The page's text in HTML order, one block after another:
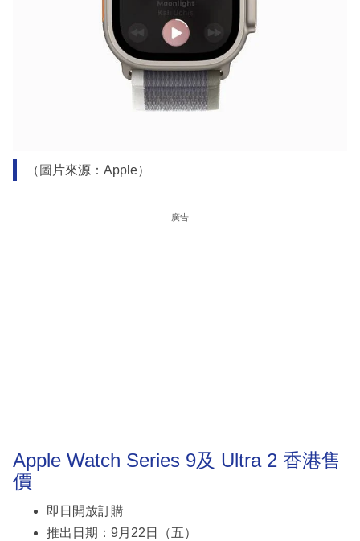
（圖片來源：Apple）
廣告
Apple Watch Series 9及 Ultra 2 香港售
價
即日開放訂購
推出日期：9月22日（五）